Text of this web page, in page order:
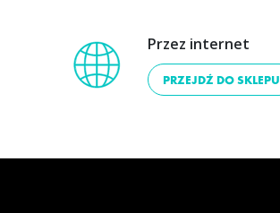
Przez internet
PRZEJDŹ DO SKLEPU